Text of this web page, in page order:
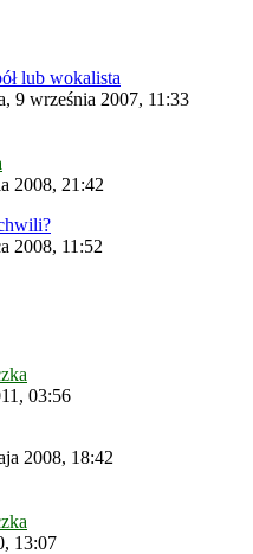
lub wokalista
9 września 2007, 11:33
2008, 21:42
2008, 11:52
03:56
2008, 18:42
13:07